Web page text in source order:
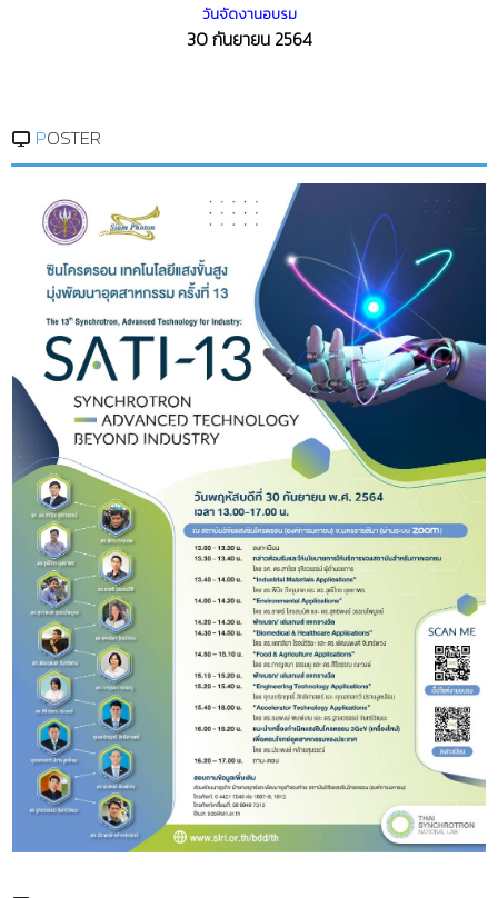
วันจัดงานอบรม
30 กันยายน 2564
POSTER